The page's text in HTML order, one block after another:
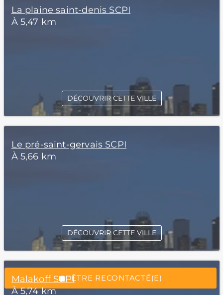
“Excellent”, 165 avis
ÊTRE RECONTACTÉ(E)
La plaine saint-denis SCPI
À 5,47 km
DÉCOUVRIR CETTE VILLE
Le pré-saint-gervais SCPI
À 5,66 km
DÉCOUVRIR CETTE VILLE
Malakoff SCPI
À 5,74 km